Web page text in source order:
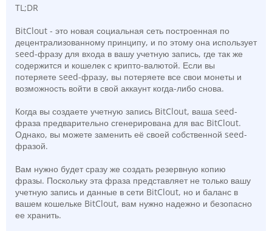
TL;DR
BitClout - это новая социальная сеть построенная по
децентрализованному принципу, и по этому она использует
seed-фразу для входа в вашу учетную запись, где так же
содержится и кошелек с крипто-валютой. Если вы
потеряете seed-фразу, вы потеряете все свои монеты и
возможность войти в свой аккаунт когда-либо снова.
Когда вы создаете учетную запись BitClout, ваша seed-
фраза предварительно сгенерирована для вас BitClout.
Однако, вы можете заменить её своей собственной seed-
фразой.
Вам нужно будет сразу же создать резервную копию
фразы. Поскольку эта фраза представляет не только вашу
учетную запись и данные в сети BitClout, но и баланс в
вашем кошельке BitClout, вам нужно надежно и безопасно
ее хранить.